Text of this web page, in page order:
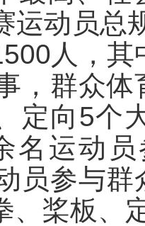
运动员总
人，
，群众
定向5个
名运动
员参与
、桨板、